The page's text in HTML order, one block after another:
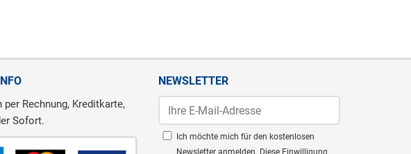
per Rechnung, Kreditkarte,
Sofort.
NEWSLETTER
Ich möchte mich für den kostenlosen
Newsletter anmelden. Diese Einwilligung